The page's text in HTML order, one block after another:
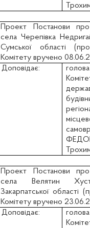
Проект Постанови
села Черепівка
Сумської області
Комітету вручено
Доповідає:
Проект Постанови
села Велятин
Закарпатської області
Комітету вручено
Доповідає: